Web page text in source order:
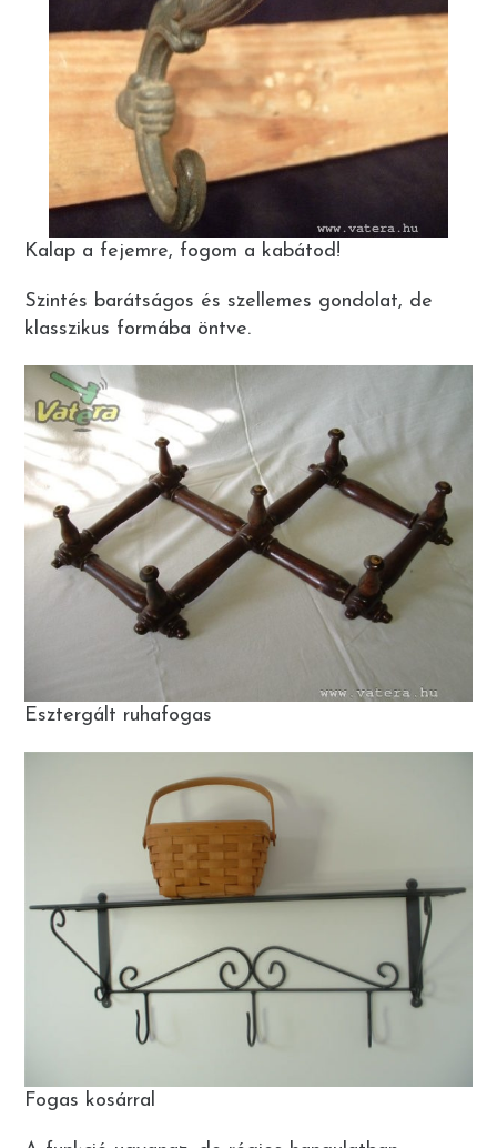
Kalap a fejemre, fogom a kabátod!
Szintés barátságos és szellemes gondolat, de
klasszikus formába öntve.
Esztergált ruhafogas
Fogas kosárral